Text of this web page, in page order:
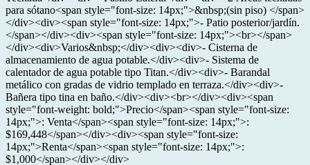
para sótano<span style="font-size: 14px;">&nbsp;(sin piso) </span>
</div><div><span style="font-size: 14px;">- Patio posterior/jardín.
</span></div><div><span style="font-size: 14px;"><br></span>
</div><div>Varios&nbsp;</div><div><div>- Cisterna de
almacenamiento de agua potable.</div><div>- Sistema de
calentador de agua potable tipo Titan.</div><div>- Barandal
metálico con gradas de vidrio templado en terraza.</div><div>-
Bañera tipo tina en baño.</div><div><br></div><div><span
style="font-weight: bold;">Precio</span><span style="font-size:
14px;">: Venta</span><span style="font-size: 14px;">:
$169,448</span></div><div><span style="font-size:
14px;">Renta</span><span style="font-size: 14px;">:
$1,000</span></div></div>